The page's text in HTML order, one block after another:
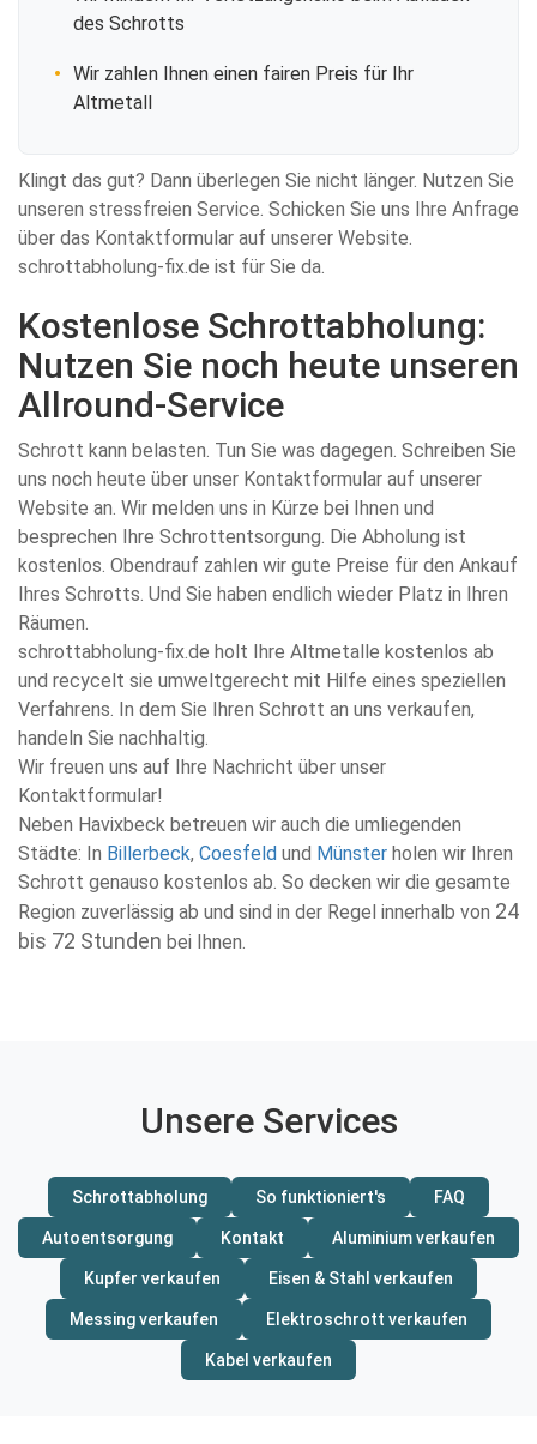
des Schrotts
Wir zahlen Ihnen einen fairen Preis für Ihr
Altmetall
Klingt das gut? Dann überlegen Sie nicht länger. Nutzen Sie
unseren stressfreien Service. Schicken Sie uns Ihre Anfrage
über das Kontaktformular auf unserer Website.
schrottabholung-fix.de ist für Sie da.
Kostenlose Schrottabholung:
Nutzen Sie noch heute unseren
Allround-Service
Schrott kann belasten. Tun Sie was dagegen. Schreiben Sie
uns noch heute über unser Kontaktformular auf unserer
Website an. Wir melden uns in Kürze bei Ihnen und
besprechen Ihre Schrottentsorgung. Die Abholung ist
kostenlos. Obendrauf zahlen wir gute Preise für den Ankauf
Ihres Schrotts. Und Sie haben endlich wieder Platz in Ihren
Räumen.
schrottabholung-fix.de holt Ihre Altmetalle kostenlos ab
und recycelt sie umweltgerecht mit Hilfe eines speziellen
Verfahrens. In dem Sie Ihren Schrott an uns verkaufen,
handeln Sie nachhaltig.
Wir freuen uns auf Ihre Nachricht über unser
Kontaktformular!
Neben Havixbeck betreuen wir auch die umliegenden
Städte: In Billerbeck, Coesfeld und Münster holen wir Ihren
Schrott genauso kostenlos ab. So decken wir die gesamte
Region zuverlässig ab und sind in der Regel innerhalb von 24
bis 72 Stunden bei Ihnen.
Unsere Services
Schrottabholung So funktioniert's FAQ
Autoentsorgung Kontakt Aluminium verkaufen
Kupfer verkaufen Eisen & Stahl verkaufen
Messing verkaufen Elektroschrott verkaufen
Kabel verkaufen